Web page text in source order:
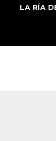
LA RÍA